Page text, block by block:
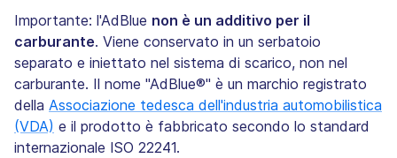
Importante: l'AdBlue non è un additivo per il
carburante. Viene conservato in un serbatoio
separato e iniettato nel sistema di scarico, non nel
carburante. Il nome "AdBlue®" è un marchio registrato
della Associazione tedesca dell'industria automobilistica
(VDA) e il prodotto è fabbricato secondo lo standard
internazionale ISO 22241.